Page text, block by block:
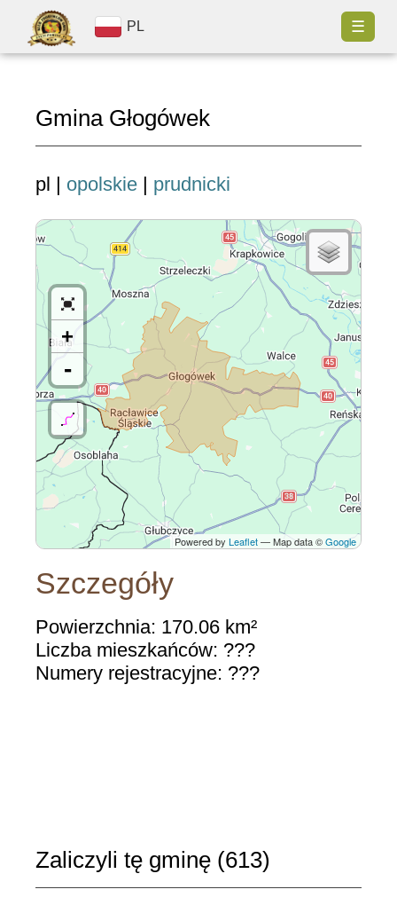
PL ☰
Gmina Głogówek
pl | opolskie | prudnicki
+
-
Powered by Leaflet— Map data ©Google
Szczegóły
Powierzchnia: 170.06 km²
Liczba mieszkańców: ???
Numery rejestracyjne: ???
Zaliczyli tę gminę (613)